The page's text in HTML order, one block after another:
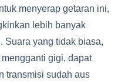
menyerap getaran ini,
lebih banyak
Suara yang tidak biasa,
gigi, dapat
transmisi sudah aus